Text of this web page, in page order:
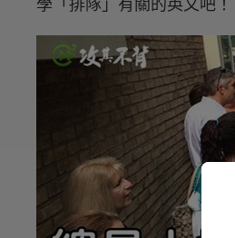
學「排隊」有關的英文吧！